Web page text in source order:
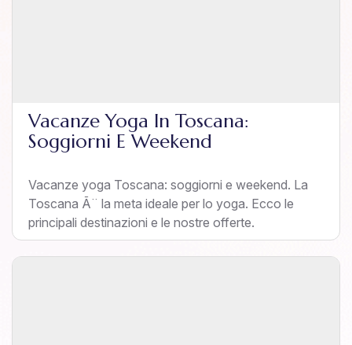
Vacanze Yoga In Toscana:
Soggiorni E Weekend
Vacanze yoga Toscana: soggiorni e weekend. La
Toscana Ã¨ la meta ideale per lo yoga. Ecco le
principali destinazioni e le nostre offerte.